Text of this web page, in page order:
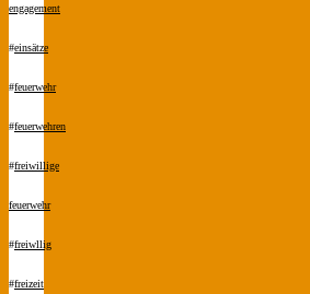
engagement
#einsätze
#feuerwehr
#feuerwehren
#freiwillige
feuerwehr
#freiwllig
#freizeit